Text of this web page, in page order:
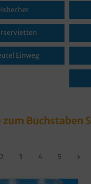
Einweg
Buchstaben S
2 3 4 5